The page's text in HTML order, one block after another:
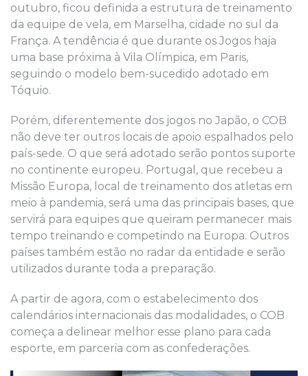
outubro, ficou definida a estrutura de treinamento
da equipe de vela, em Marselha, cidade no sul da
França. A tendência é que durante os Jogos haja
uma base próxima à Vila Olímpica, em Paris,
seguindo o modelo bem-sucedido adotado em
Tóquio.
Porém, diferentemente dos jogos no Japão, o COB
não deve ter outros locais de apoio espalhados pelo
país-sede. O que será adotado serão pontos suporte
no continente europeu. Portugal, que recebeu a
Missão Europa, local de treinamento dos atletas em
meio à pandemia, será uma das principais bases, que
servirá para equipes que queiram permanecer mais
tempo treinando e competindo na Europa. Outros
países também estão no radar da entidade e serão
utilizados durante toda a preparação.
A partir de agora, com o estabelecimento dos
calendários internacionais das modalidades, o COB
começa a delinear melhor esse plano para cada
esporte, em parceria com as confederações.